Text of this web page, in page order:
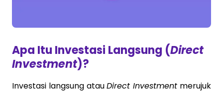
Apa Itu Investasi Langsung (Direct
Investment)?
Investasi langsung atauDirect Investment merujuk